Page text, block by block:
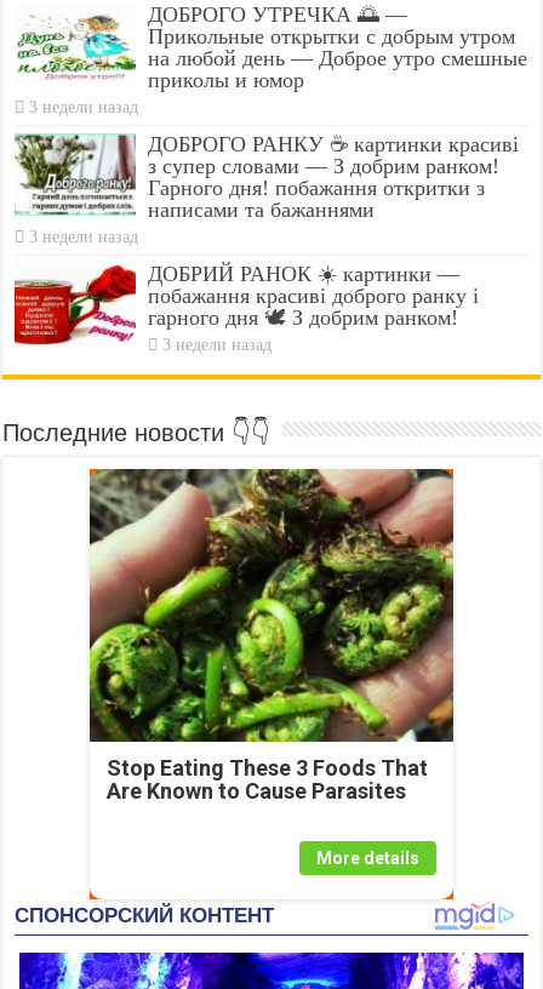
ДОБРОГО УТРЕЧКА 🌅 —
Прикольные открытки с добрым утром
на любой день — Доброе утро смешные
приколы и юмор
3 недели назад
ДОБРОГО РАНКУ ☕ картинки красиві
з супер словами — З добрим ранком!
Гарного дня! побажання откритки з
написами та бажаннями
3 недели назад
ДОБРИЙ РАНОК ☀️ картинки —
побажання красиві доброго ранку і
гарного дня 🕊️ З добрим ранком!
3 недели назад
Последние новости 👇👇
Stop Eating These 3 Foods That
Are Known to Cause Parasites
More details